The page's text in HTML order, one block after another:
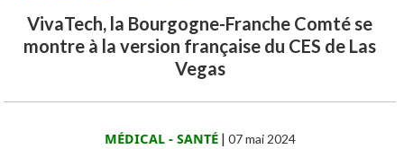
VivaTech, la Bourgogne-Franche Comté se
montre à la version française du CES de Las
Vegas
MÉDICAL - SANTÉ| 07 mai 2024